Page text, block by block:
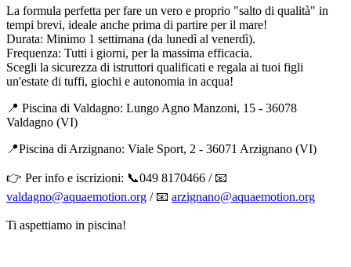
La formula perfetta per fare un vero e proprio "salto di qualità" in
tempi brevi, ideale anche prima di partire per il mare!
Durata: Minimo 1 settimana (da lunedì al venerdì).
Frequenza: Tutti i giorni, per la massima efficacia.
Scegli la sicurezza di istruttori qualificati e regala ai tuoi figli
un'estate di tuffi, giochi e autonomia in acqua!
📍 Piscina di Valdagno: Lungo Agno Manzoni, 15 - 36078
Valdagno (VI)
📍​Piscina di Arzignano: Viale Sport, 2 - 36071 Arzignano (VI)
👉​ Per info e iscrizioni: 📞​049 8170466 / ​📧
valdagno@aquaemotion.org / ​📧​ arzignano@aquaemotion.org
Ti aspettiamo in piscina!